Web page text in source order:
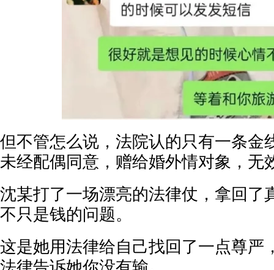
但不管怎么说，法院认的只有一条金
未经配偶同意，赠给婚外情对象，无
沈某打了一场漂亮的法律仗，拿回了
不只是钱的问题。
这是她用法律给自己找回了一点尊严